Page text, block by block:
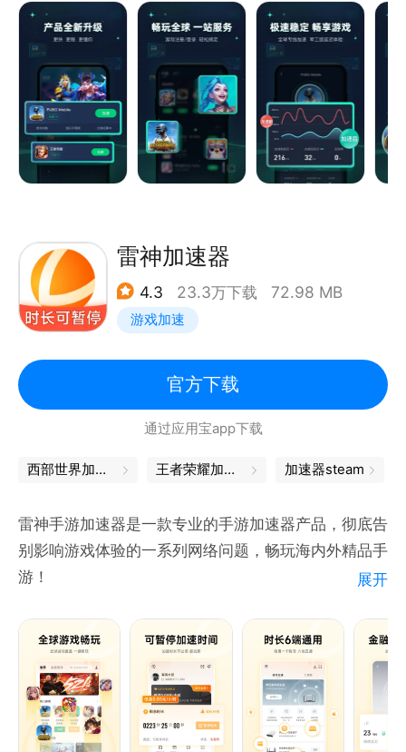
性，彻底告别卡顿，让你远离延迟，掉线等网络问题。
【强大的加速能力】
迅游加速器采用独家优化算法和高速专线,能显著降低
游戏延迟,流畅度大幅提升。无论是吃鸡、MOBA还是
RPG,都能获得无可比拟的加速体验。
召唤战区、PUBGM、DNF韩服、王者荣耀国际服 、
绝地求生、和平精英、地铁逃生、鹅鸭杀手游，暗区突
围国际服、代号鸢、咒术回战、碧蓝档案、蛋仔派对、
第五人格、飞机大厨、宝可梦大集结、战地手游、瓦罗
际战甲国际服、炉石传说国际服、暗区突围国际服、萤
火突击、明日之后、赛马娘、妮姬 胜利女神
（Nikke）、暗黑破坏神不朽、APEX手游、二之国、
夜鸦、瓦罗兰特手游、八方旅人、符文大地传说、
雷神加速器
4.3 23.3万下载 72.98 MB
游戏加速
官方下载
通过应用宝app下载
西部世界加速器 王者荣耀加速器 加速器steam
雷神手游加速器是一款专业的手游加速器产品，彻底告
别影响游戏体验的一系列网络问题，畅玩海内外精品手
游！
络保障下让玩家享受戏联机乐趣。以电竞级加速为核
心，为数千款手游提供网络优化功能，解决手游卡顿、
延迟高、丢包、掉线、无法连接等问题，享受品质加速
带来的畅快淋漓游戏体验，为您游戏上分之旅保驾护
航！
展开